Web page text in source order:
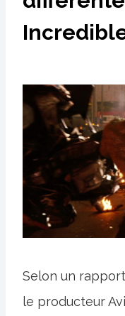
Selon un
le producteur